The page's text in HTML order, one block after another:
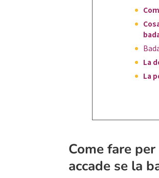
La
La
Come fare
accade se la